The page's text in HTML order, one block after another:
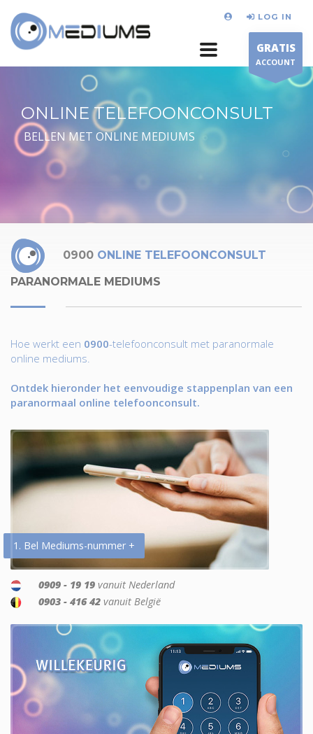
LOG IN
GRATIS
ACCOUNT
ONLINE TELEFOONCONSULT
BELLEN MET ONLINE MEDIUMS
0900 ONLINE TELEFOONCONSULT
PARANORMALE MEDIUMS
Hoe werkt een 0900-telefoonconsult met paranormale
online mediums.
Ontdek hieronder het eenvoudige stappenplan van een
paranormaal online telefoonconsult.
1. Bel Mediums-nummer +
0909 - 19 19 vanuit Nederland
0903 - 416 42 vanuit België